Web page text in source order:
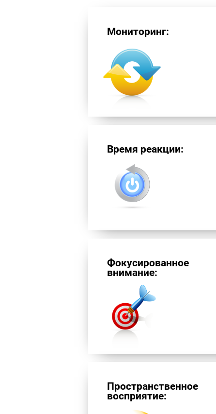
Мониторинг:
Время реакции:
Фокусированное
внимание:
Пространственное
восприятие: